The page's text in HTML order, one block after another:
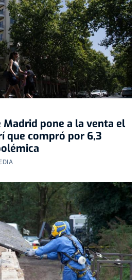
Madrid pone a la venta el
que compró por 6,3